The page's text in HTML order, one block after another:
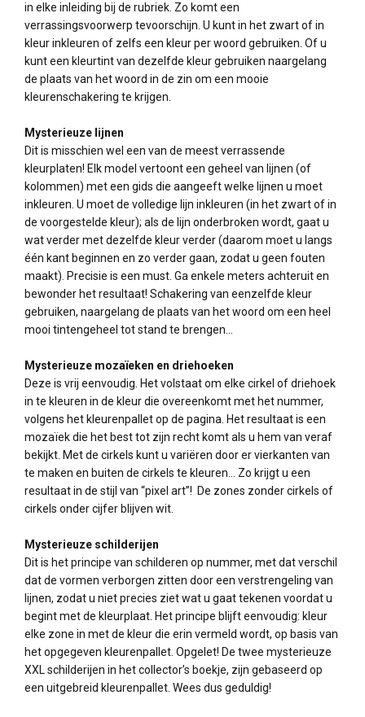
in elke inleiding bij de rubriek. Zo komt een
verrassingsvoorwerp tevoorschijn. U kunt in het zwart of in
kleur inkleuren of zelfs een kleur per woord gebruiken. Of u
kunt een kleurtint van dezelfde kleur gebruiken naargelang
de plaats van het woord in de zin om een mooie
kleurenschakering te krijgen.
Mysterieuze lijnen
Dit is misschien wel een van de meest verrassende
kleurplaten! Elk model vertoont een geheel van lijnen (of
kolommen) met een gids die aangeeft welke lijnen u moet
inkleuren. U moet de volledige lijn inkleuren (in het zwart of in
de voorgestelde kleur); als de lijn onderbroken wordt, gaat u
wat verder met dezelfde kleur verder (daarom moet u langs
één kant beginnen en zo verder gaan, zodat u geen fouten
maakt). Precisie is een must. Ga enkele meters achteruit en
bewonder het resultaat! Schakering van eenzelfde kleur
gebruiken, naargelang de plaats van het woord om een heel
mooi tintengeheel tot stand te brengen...
Mysterieuze mozaïeken en driehoeken
Deze is vrij eenvoudig. Het volstaat om elke cirkel of driehoek
in te kleuren in de kleur die overeenkomt met het nummer,
volgens het kleurenpallet op de pagina. Het resultaat is een
mozaïek die het best tot zijn recht komt als u hem van veraf
bekijkt. Met de cirkels kunt u variëren door er vierkanten van
te maken en buiten de cirkels te kleuren... Zo krijgt u een
resultaat in de stijl van “pixel art”! De zones zonder cirkels of
cirkels onder cijfer blijven wit.
Mysterieuze schilderijen
Dit is het principe van schilderen op nummer, met dat verschil
dat de vormen verborgen zitten door een verstrengeling van
lijnen, zodat u niet precies ziet wat u gaat tekenen voordat u
begint met de kleurplaat. Het principe blijft eenvoudig: kleur
elke zone in met de kleur die erin vermeld wordt, op basis van
het opgegeven kleurenpallet. Opgelet! De twee mysterieuze
XXL schilderijen in het collector’s boekje, zijn gebaseerd op
een uitgebreid kleurenpallet. Wees dus geduldig!